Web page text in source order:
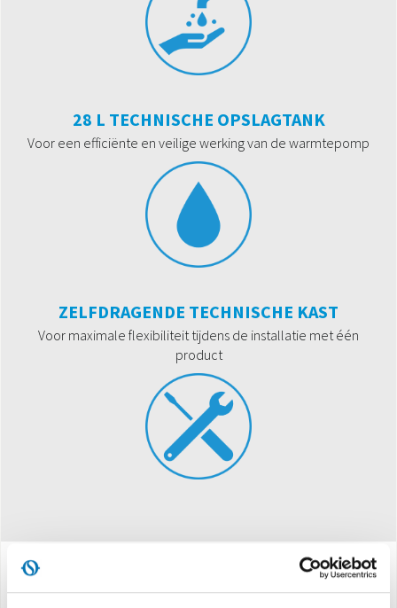
28 L TECHNISCHE OPSLAGTANK
Voor een efficiënte en veilige werking van de warmtepomp
ZELFDRAGENDE TECHNISCHE KAST
Voor maximale flexibiliteit tijdens de installatie met één
product